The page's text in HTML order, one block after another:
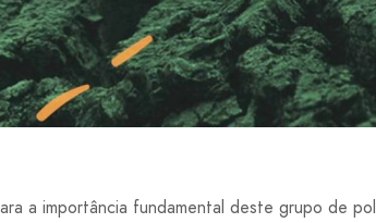
a importância fundamental deste grupo de